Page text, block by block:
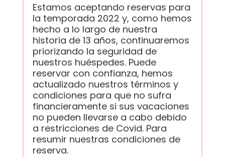
Estamos aceptando reservas para
la temporada 2022 y, como hemos
hecho a lo largo de nuestra
historia de 13 años, continuaremos
priorizando la seguridad de
nuestros huéspedes. Puede
reservar con confianza, hemos
actualizado nuestros términos y
condiciones para que no sufra
financieramente si sus vacaciones
no pueden llevarse a cabo debido
a restricciones de Covid. Para
resumir nuestras condiciones de
reserva.